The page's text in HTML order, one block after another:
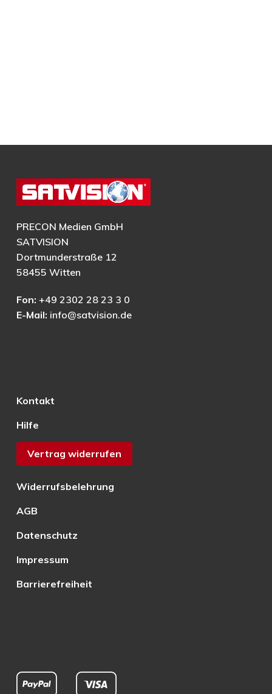
PRECON Medien GmbH
SATVISION
Dortmunderstraße 12
58455 Witten
Fon: +49 2302 28 23 3 0
E-Mail: info@satvision.de
Kontakt
Hilfe
Vertrag widerrufen
Widerrufsbelehrung
AGB
Datenschutz
Impressum
Barrierefreiheit